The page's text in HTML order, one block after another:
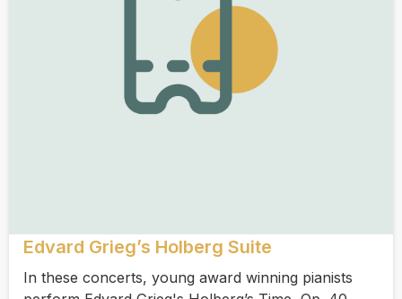
Edvard Grieg’s Holberg Suite
In these concerts, young award winning pianists